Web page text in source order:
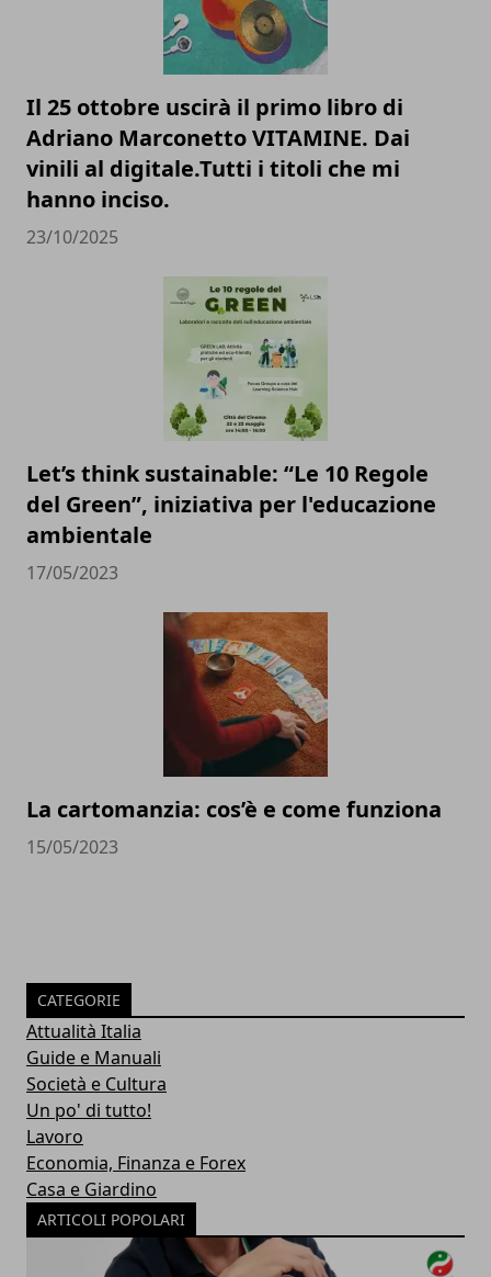
Il 25 ottobre uscirà il primo libro di
Adriano Marconetto VITAMINE. Dai
vinili al digitale.Tutti i titoli che mi
hanno inciso.
23/10/2025
Let’s think sustainable: “Le 10 Regole
del Green”, iniziativa per l'educazione
ambientale
17/05/2023
La cartomanzia: cos’è e come funziona
15/05/2023
CATEGORIE
Attualità Italia
Guide e Manuali
Società e Cultura
Un po' di tutto!
Lavoro
Economia, Finanza e Forex
Casa e Giardino
ARTICOLI POPOLARI